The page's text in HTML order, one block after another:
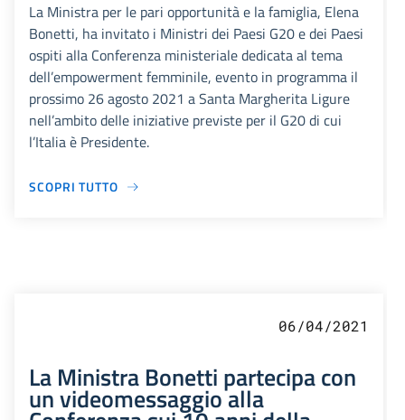
La Ministra per le pari opportunità e la famiglia, Elena
Bonetti, ha invitato i Ministri dei Paesi G20 e dei Paesi
ospiti alla Conferenza ministeriale dedicata al tema
dell’empowerment femminile, evento in programma il
prossimo 26 agosto 2021 a Santa Margherita Ligure
nell’ambito delle iniziative previste per il G20 di cui
l’Italia è Presidente.
SCOPRI TUTTO
06/04/2021
La Ministra Bonetti partecipa con
un videomessaggio alla